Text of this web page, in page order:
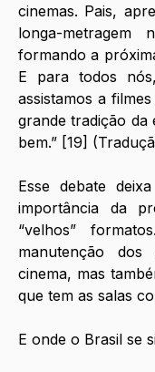
cinemas. Pais,
longa-
formando a
E para todos
assistamos a
grande tradição da
bem.” [19]
Esse debate
importância da
“velhos”
manutenção
cinema, mas
que tem as salas
E onde o Brasil se